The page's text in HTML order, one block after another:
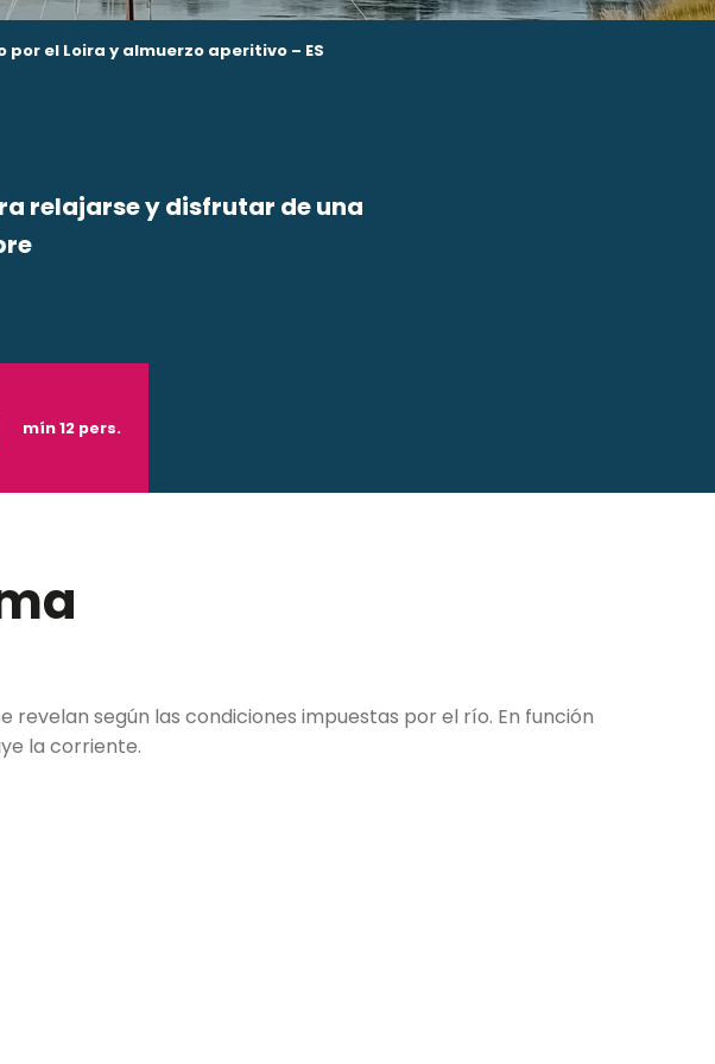
por el Loira y almuerzo aperitivo – ES
relajarse y disfrutar de una
aux favoris
mín 12 pers.
revelan según las condiciones impuestas por el río. En función
la corriente.